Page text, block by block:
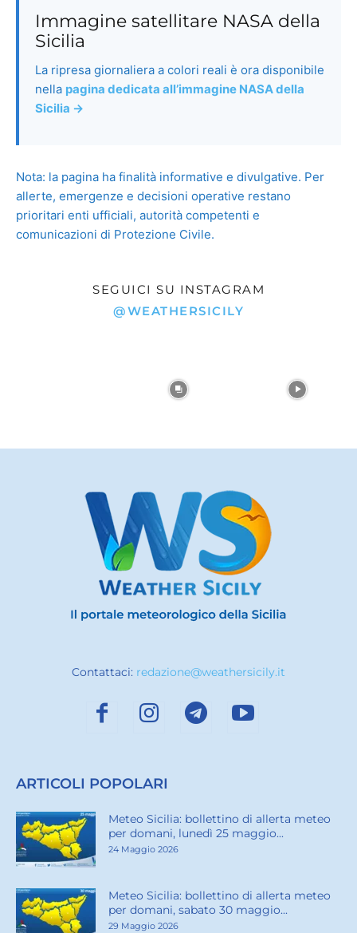
Immagine satellitare NASA della
Sicilia
La ripresa giornaliera a colori reali è ora disponibile
nella pagina dedicata all’immagine NASA della
Sicilia →
Nota: la pagina ha finalità informative e divulgative. Per
allerte, emergenze e decisioni operative restano
prioritari enti ufficiali, autorità competenti e
comunicazioni di Protezione Civile.
SEGUICI SU INSTAGRAM
@WEATHERSICILY
Contattaci: redazione@weathersicily.it
ARTICOLI POPOLARI
Meteo Sicilia: bollettino di allerta meteo
per domani, lunedì 25 maggio...
24 Maggio 2026
Meteo Sicilia: bollettino di allerta meteo
per domani, sabato 30 maggio...
29 Maggio 2026